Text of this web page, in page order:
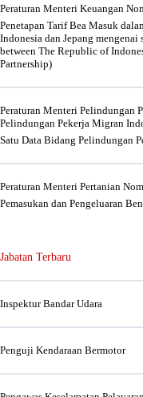
Peraturan Menteri Keuangan
Penetapan Tarif Bea Masuk
Indonesia dan Jepang
between The Republic of
Partnership)
Peraturan Menteri Pelindungan
Pelindungan Pekerja Migran
Satu Data Bidang Pelindungan
Peraturan Menteri Pertanian
Pemasukan dan Pengeluaran
Jabatan Terbaru
Inspektur Bandar Udara
Penguji Kendaraan Bermotor